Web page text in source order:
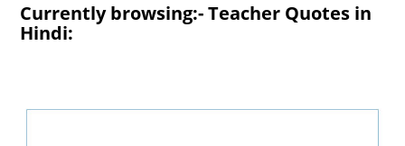
Currently browsing:- Teacher Quotes in
Hindi: